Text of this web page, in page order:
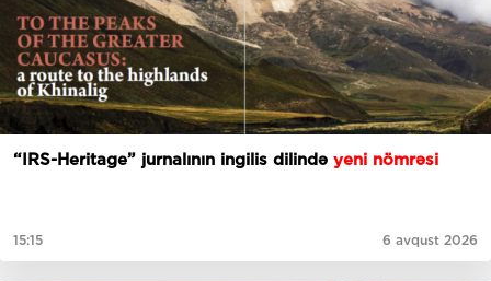
“IRS-Heritage” jurnalının ingilis dilində yeni nömrəsi
15:15 6 avqust 2026